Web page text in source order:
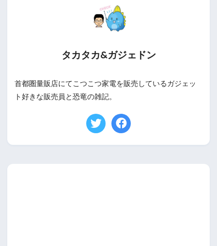
タカタカ&ガジェドン
首都圏量販店にてこつこつ家電を販売しているガジェッ
ト好きな販売員と恐竜の雑記。